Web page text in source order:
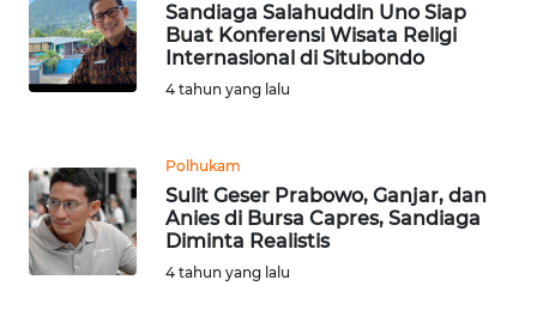
Sandiaga Salahuddin Uno Siap
Buat Konferensi Wisata Religi
Internasional di Situbondo
4 tahun yang lalu
Polhukam
Sulit Geser Prabowo, Ganjar, dan
Anies di Bursa Capres, Sandiaga
Diminta Realistis
4 tahun yang lalu
WN
TAPANULI
SELATAN
TANJUNG
LESUNG
WN
KARO